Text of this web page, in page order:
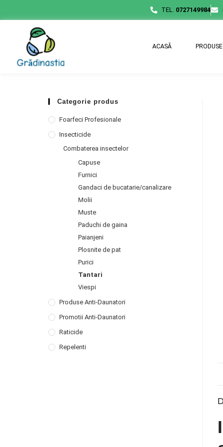
TEL. 0727149984
ACASĂ PRODUSE
Categorie produs
Foarfeci Profesionale
Insecticide
Combaterea insectelor
Capuse
Furnici
Gandaci de bucatarie/canalizare
Molii
Muste
Paduchi de gaina
Paianjeni
Plosnite de pat
Purici
Tantari
Viespi
Produse Anti-Daunatori
Promotii Anti-Daunatori
Raticide
Repelenti